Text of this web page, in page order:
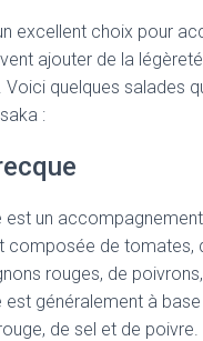
excellent choix pour
ajouter de la
Voici quelques salades
:
est un
composée de tomates,
rouges, de
généralement à base
de sel et de poivre.